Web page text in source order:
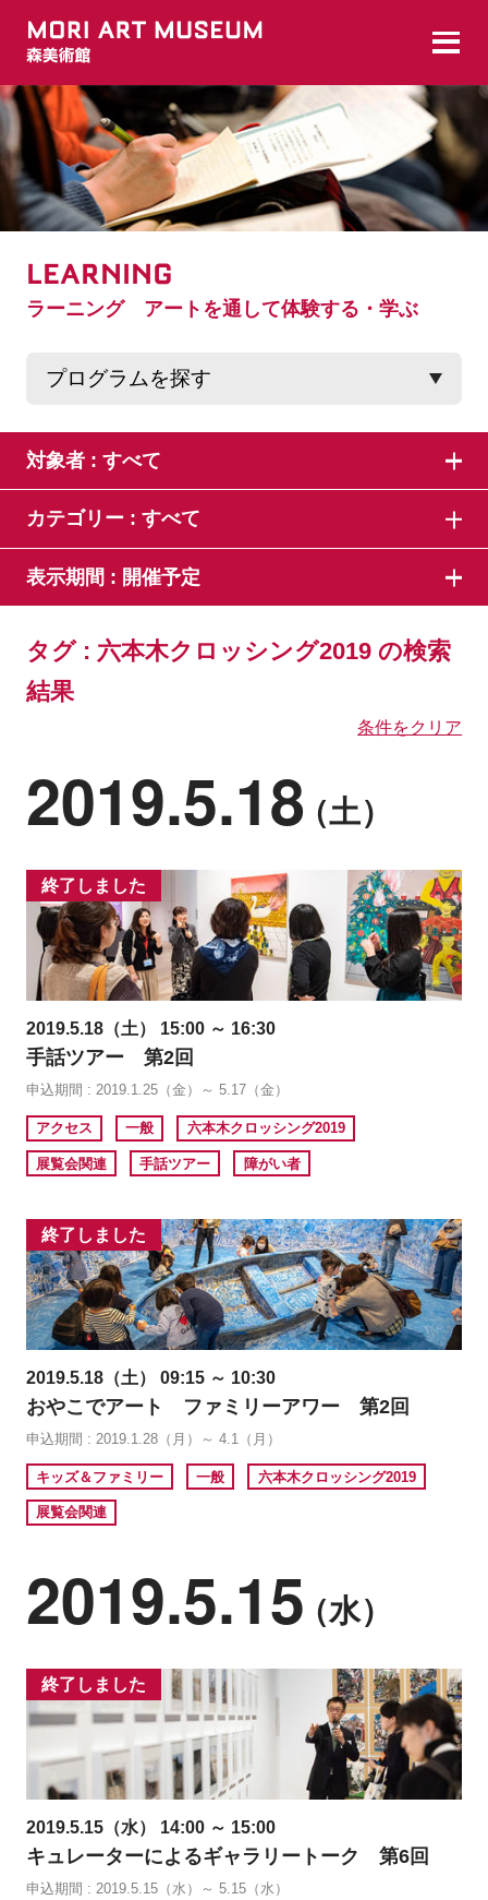
LEARNING
ラーニング アートを通して体験する・学ぶ
対象者 : すべて
カテゴリー : すべて
表示期間 : 開催予定
タグ : 六本木クロッシング2019 の検索
結果
条件をクリア
2019.5.18（土）
終了しました
2019.5.18（土） 15:00 ～ 16:30
手話ツアー 第2回
申込期間 : 2019.1.25（金）～ 5.17（金）
アクセス 一般 六本木クロッシング2019
展覧会関連 手話ツアー 障がい者
終了しました
2019.5.18（土） 09:15 ～ 10:30
おやこでアート ファミリーアワー 第2回
申込期間 : 2019.1.28（月）～ 4.1（月）
キッズ＆ファミリー 一般 六本木クロッシング2019
展覧会関連
2019.5.15（水）
終了しました
2019.5.15（水） 14:00 ～ 15:00
キュレーターによるギャラリートーク 第6回
申込期間 : 2019.5.15（水）～ 5.15（水）